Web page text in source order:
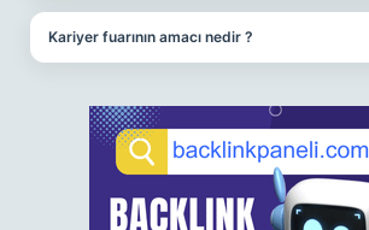
Kariyer fuarının amacı nedir ?